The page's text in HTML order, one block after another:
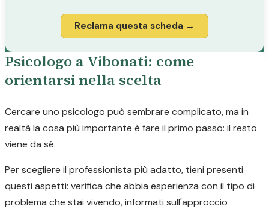
Reclama questa scheda →
Psicologo a Vibonati: come
orientarsi nella scelta
Cercare uno psicologo può sembrare complicato, ma in
realtà la cosa più importante è fare il primo passo: il resto
viene da sé.
Per scegliere il professionista più adatto, tieni presenti
questi aspetti: verifica che abbia esperienza con il tipo di
problema che stai vivendo, informati sull'approccio